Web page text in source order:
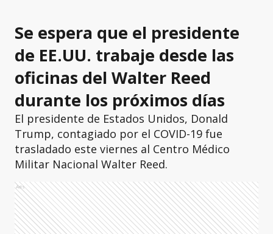
Se espera que el presidente
de EE.UU. trabaje desde las
oficinas del Walter Reed
durante los próximos días
El presidente de Estados Unidos, Donald
Trump, contagiado por el COVID-19 fue
trasladado este viernes al Centro Médico
Militar Nacional Walter Reed.
Ads